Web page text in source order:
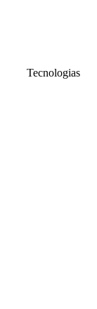
Tecnologias